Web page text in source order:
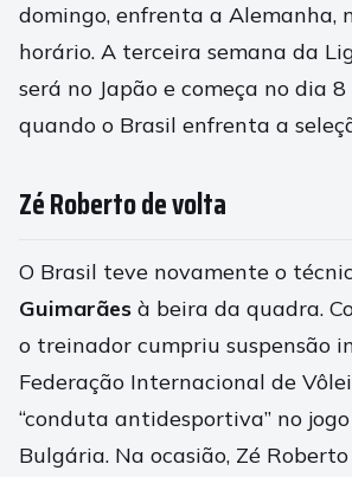
domingo, enfrenta a Alemanha,
horário. A terceira semana da
será no Japão e começa no dia 8
quando o Brasil enfrenta a
Zé Roberto de volta
O Brasil teve novamente o
Guimarães à beira da quadra.
o treinador cumpriu suspensão
Federação Internacional de
“conduta antidesportiva” no
Bulgária. Na ocasião, Zé